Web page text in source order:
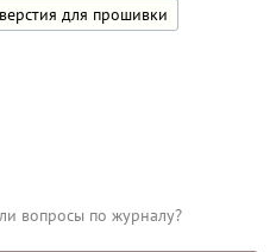
для прошивки
вопросы по журналу?